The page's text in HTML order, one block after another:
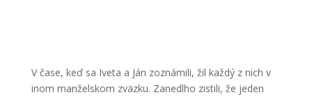
V čase, keď sa Iveta a Ján zoznámili, žil každý z nich v
inom manželskom zväzku. Zanedlho zistili, že jeden